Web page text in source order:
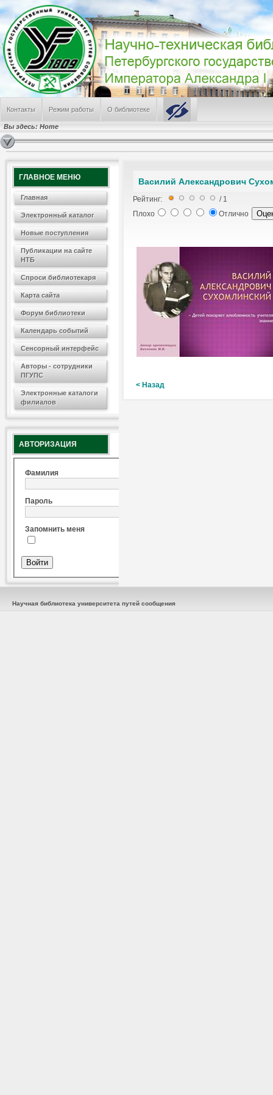
Контакты Режим работы О библиотеке
Вы здесь: Home
ГЛАВНОЕ МЕНЮ
Главная
Электронный каталог
Новые поступления
Публикации на сайте
НТБ
Спроси библиотекаря
Карта сайта
Форум библиотеки
Календарь событий
Сенсорный интерфейс
Авторы - сотрудники
ПГУПС
Электронные каталоги
филиалов
АВТОРИЗАЦИЯ
Фамилия
Пароль
Запомнить меня
Василий Александрович
Рейтинг:
/ 1
Плохо
Отлично
< Назад
Научная библиотека университета путей сообщения